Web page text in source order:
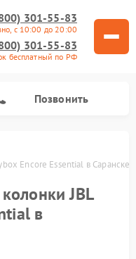
301-55-83
с 10:00 до 20:00
301-55-83
бесплатный по РФ
Позвонить
Encore Essential в Саранске
JBL
в